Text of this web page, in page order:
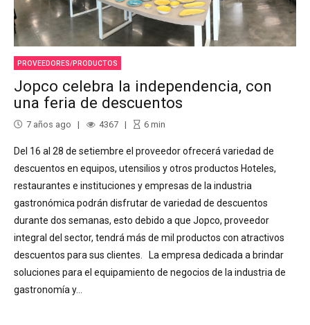
PROVEEDORES/PRODUCTOS
Jopco celebra la independencia, con
una feria de descuentos
7 años ago 4367 6min
Del 16 al 28 de setiembre el proveedor ofrecerá variedad de
descuentos en equipos, utensilios y otros productos Hoteles,
restaurantes e instituciones y empresas de la industria
gastronómica podrán disfrutar de variedad de descuentos
durante dos semanas, esto debido a que Jopco, proveedor
integral del sector, tendrá más de mil productos con atractivos
descuentos para sus clientes. La empresa dedicada a brindar
soluciones para el equipamiento de negocios de la industria de
gastronomía y...